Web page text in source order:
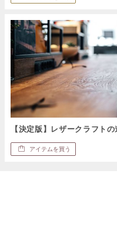
【決定版】レザークラフト
アイテムを買う